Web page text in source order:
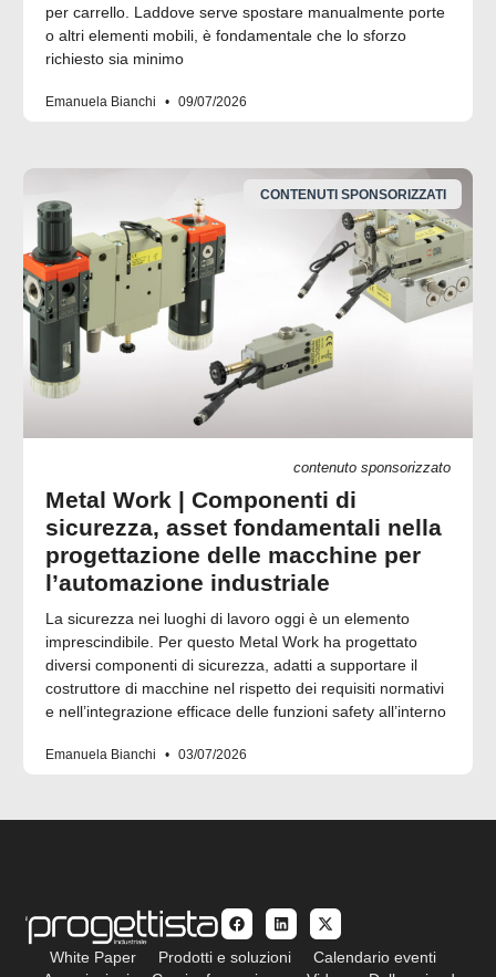
per carrello. Laddove serve spostare manualmente porte
o altri elementi mobili, è fondamentale che lo sforzo
richiesto sia minimo
Emanuela Bianchi 09/07/2026
CONTENUTI SPONSORIZZATI
contenuto sponsorizzato
Metal Work | Componenti di
sicurezza, asset fondamentali nella
progettazione delle macchine per
l’automazione industriale
La sicurezza nei luoghi di lavoro oggi è un elemento
imprescindibile. Per questo Metal Work ha progettato
diversi componenti di sicurezza, adatti a supportare il
costruttore di macchine nel rispetto dei requisiti normativi
e nell’integrazione efficace delle funzioni safety all’interno
Emanuela Bianchi 03/07/2026
White Paper Prodotti e soluzioni
Calendario eventi